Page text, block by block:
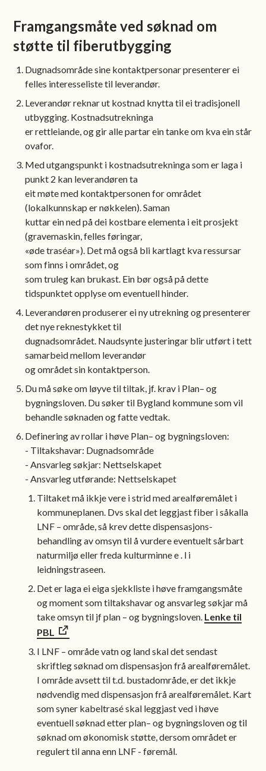
Framgangsmåte ved søknad om
støtte til fiberutbygging
Dugnadsområde sine kontaktpersonar presenterer ei
felles interesseliste til leverandør.
Leverandør reknar ut kostnad knytta til ei tradisjonell
utbygging. Kostnadsutrekninga
er rettleiande, og gir alle partar ein tanke om kva ein står
ovafor.
Med utgangspunkt i kostnadsutrekninga som er laga i
punkt 2 kan leverandøren ta
eit møte med kontaktpersonen for området
(lokalkunnskap er nøkkelen). Saman
kuttar ein ned på dei kostbare elementa i eit prosjekt
(gravemaskin, felles føringar,
«øde traséar»). Det må også bli kartlagt kva ressursar
som finns i området, og
som truleg kan brukast. Ein bør også på dette
tidspunktet opplyse om eventuell hinder.
Leverandøren produserer ei ny utrekning og presenterer
det nye reknestykket til
dugnadsområdet. Naudsynte justeringar blir utført i tett
samarbeid mellom leverandør
og området sin kontaktperson.
Du må søke om løyve til tiltak, jf. krav i Plan– og
bygningsloven. Du søker til Bygland kommune som vil
behandle søknaden og fatte vedtak.
Definering av rollar i høve Plan– og bygningsloven:
- Tiltakshavar: Dugnadsområde
- Ansvarleg søkjar: Nettselskapet
- Ansvarleg utførande: Nettselskapet
Tiltaket må ikkje vere i strid med arealføremålet i
kommuneplanen. Dvs skal det leggjast fiber i såkalla
LNF – område, så krev dette dispensasjons-
behandling av omsyn til å vurdere eventuelt sårbart
naturmiljø eller freda kulturminne e . l i
leidningstraseen.
Det er laga ei eiga sjekkliste i høve framgangsmåte
og moment som tiltakshavar og ansvarleg søkjar må
take omsyn til jf plan – og bygningsloven. Lenke til
PBL
I LNF – område vatn og land skal det sendast
skriftleg søknad om dispensasjon frå arealføremålet.
I område avsett til t.d. bustadområde, er det ikkje
nødvendig med dispensasjon frå arealføremålet. Kart
som syner kabeltrasé skal leggjast ved i høve
eventuell søknad etter plan– og bygningsloven og til
søknad om økonomisk støtte, dersom området er
regulert til anna enn LNF - føremål.